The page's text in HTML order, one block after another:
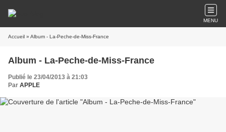
MENU
Accueil » Album - La-Peche-de-Miss-France
Album - La-Peche-de-Miss-France
Publié le 23/04/2013 à 21:03
Par APPLE